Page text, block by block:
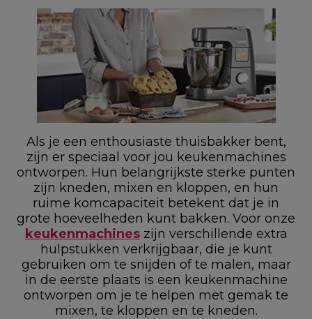
Als je een enthousiaste thuisbakker bent,
zijn er speciaal voor jou keukenmachines
ontworpen. Hun belangrijkste sterke punten
zijn kneden, mixen en kloppen, en hun
ruime komcapaciteit betekent dat je in
grote hoeveelheden kunt bakken. Voor onze
keukenmachineszijn verschillende extra
hulpstukken verkrijgbaar, die je kunt
gebruiken om te snijden of te malen, maar
in de eerste plaats is een keukenmachine
ontworpen om je te helpen met gemak te
mixen, te kloppen en te kneden.